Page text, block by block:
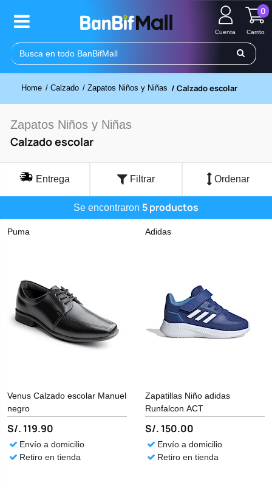
Cuenta Carrito
0
Home / Calzado / Zapatos Niños y Niñas / Calzado escolar
Zapatos Niños y Niñas
Calzado escolar
Entrega Filtrar Ordenar
Se encontraron 5 productos
Puma
Venus Calzado escolar Manuel
negro
S/. 119.90
Envío a domicilio
Retiro en tienda
Adidas
Zapatillas Niño adidas
Runfalcon ACT
S/. 150.00
Envío a domicilio
Retiro en tienda